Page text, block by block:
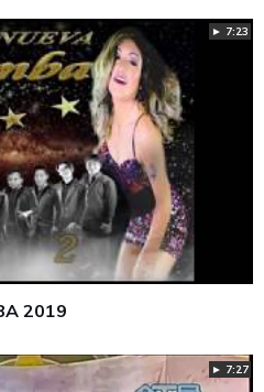
► 7:23
2019
► 7:27